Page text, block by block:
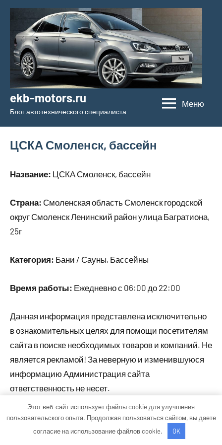
Перейти
содержимому
ekb-motors.ru
Блог автотехнического специалиста
Меню
ЦСКА Смоленск, бассейн
Название: ЦСКА Смоленск, бассейн
Страна: Смоленская область Смоленск городской
округ Смоленск Ленинский район улица Багратиона,
25г
Категория: Бани / Сауны, Бассейны
Время работы: Ежедневно с 06:00 до 22:00
Данная информация представлена исключительно
в ознакомительных целях для помощи посетителям
сайта в поиске необходимых товаров и компаний. Не
является рекламой! За неверную и изменившуюся
информацию Администрация сайта
ответственность не несет.
Этот веб-сайт использует файлы cookie для улучшения
пользовательского опыта. Продолжая пользоваться сайтом, вы даете
согласие на использование файлов cookie.
OK